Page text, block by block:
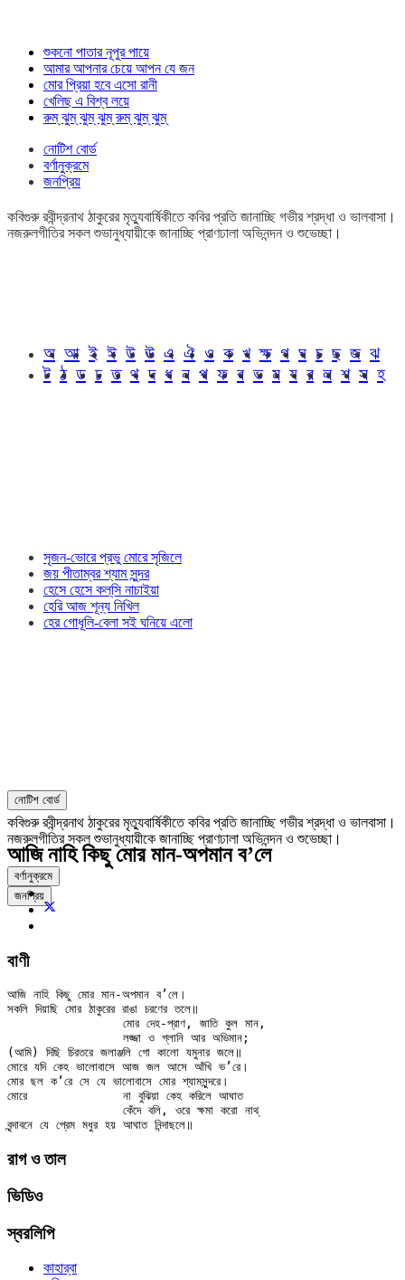
শুকনো পাতার নূপুর পায়ে
আমার আপনার চেয়ে আপন যে জন
মোর প্রিয়া হবে এসো রানী
খেলিছ এ বিশ্ব লয়ে
রুম্ ঝুম্ ঝুম্ ঝুম্ রুম্ ঝুম্ ঝুম্
নোটিশ বোর্ড
বর্ণানুক্রমে
জনপ্রিয়
কবিগুরু রবীন্দ্রনাথ ঠাকুরের মৃত্যুবার্ষিকীতে কবির প্রতি জানাচ্ছি গভীর শ্রদ্ধা ও ভালবাসা।
নজরুলগীতির সকল শুভানুধ্যায়ীকে জানাচ্ছি প্রাণঢালা অভিনন্দন ও শুভেচ্ছা।
অ আ ই ঈ উ ঊ এ ঐ ও ক খ ক্ষ গ ঘ চ ছ জ ঝ
ট ঠ ড ঢ ত থ দ ধ ন প ফ ব ভ ম য র ল শ স হ
সৃজন-ভোরে প্রভু মোরে সৃজিলে
জয় পীতাম্বর শ্যাম সুন্দর
হেসে হেসে কল্‌সি নাচাইয়া
হেরি আজ শূন্য নিখিল
হের গোধূলি-বেলা সই ঘনিয়ে এলো
নোটিশ বোর্ড
কবিগুরু রবীন্দ্রনাথ ঠাকুরের মৃত্যুবার্ষিকীতে কবির প্রতি জানাচ্ছি গভীর শ্রদ্ধা ও ভালবাসা।
নজরুলগীতির সকল শুভানুধ্যায়ীকে জানাচ্ছি প্রাণঢালা অভিনন্দন ও শুভেচ্ছা।
বর্ণানুক্রমে
জনপ্রিয়
আজি নাহি কিছু মোর মান-অপমান ব’লে
বাণী
আজি নাহি কিছু মোর মান-অপমান ব’লে।
সকলি দিয়াছি মোর ঠাকুরের রাঙা চরণের তলে॥
(আমি) দিছি চিরতরে জলাঞ্জলি গো কালো যমুনার জলে॥
মোরে যদি কেহ ভালোবাসে আজ জল আসে আঁখি ভ’রে।
মোর ছল ক’রে সে যে ভালোবাসে মোর শ্যামসুন্দরে।
মোরে		না বুঝিয়া কেহ করিলে আঘাত
রাগ ও তাল
ভিডিও
স্বরলিপি
কাহার্‌বা